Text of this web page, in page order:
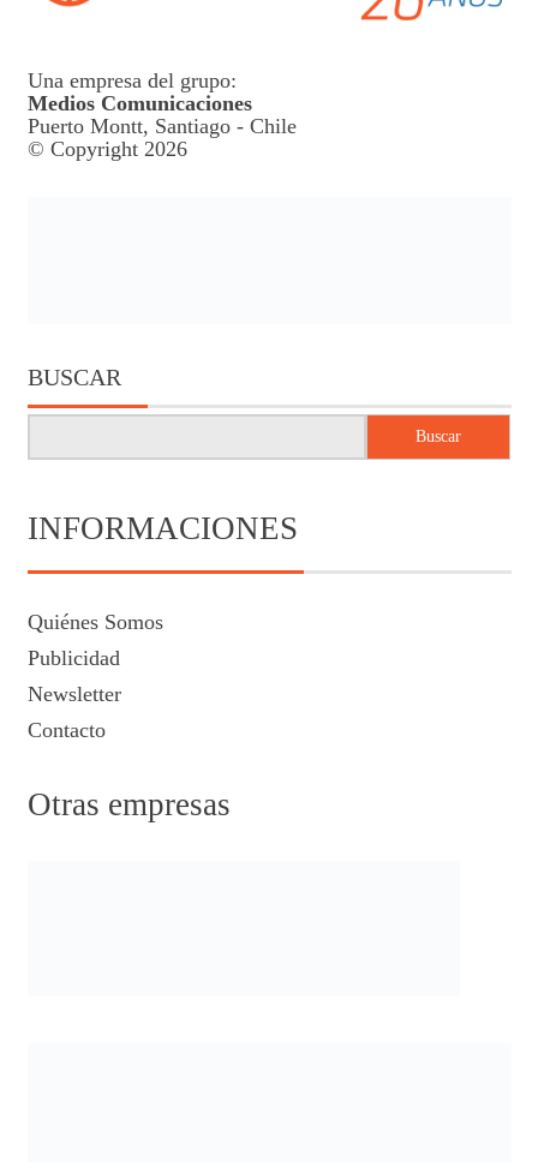
Una empresa del grupo:
Medios Comunicaciones
Puerto Montt, Santiago - Chile
© Copyright 2026
BUSCAR
Buscar
INFORMACIONES
Quiénes Somos
Publicidad
Newsletter
Contacto
Otras empresas